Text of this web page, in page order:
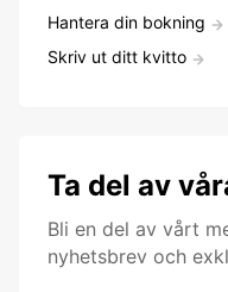
Hantera din bokning
Skriv ut ditt kvitto
Ta del av
Bli en del av vårt
nyhetsbrev och